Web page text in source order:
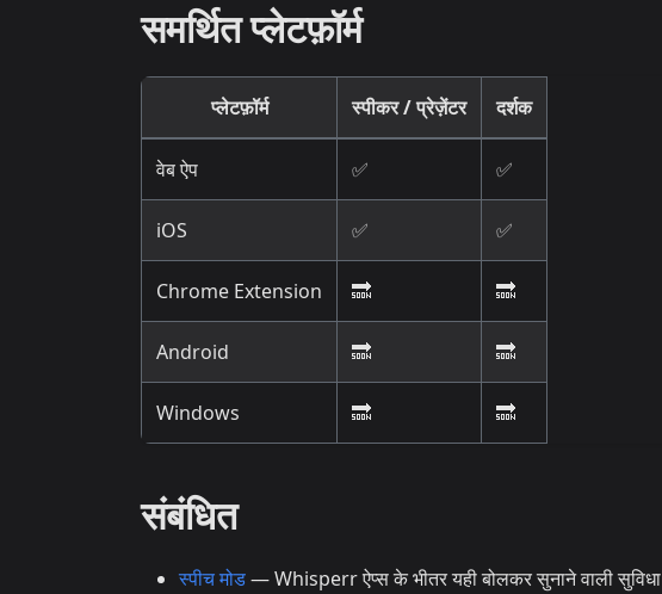
समर्थित प्लेटफ़ॉर्म
प्लेटफ़ॉर्म स्पीकर / प्रेज़ेंटर दर्शक
वेब ऐप ✅ ✅
iOS ✅ ✅
Chrome Extension 🔜 🔜
Android 🔜 🔜
Windows 🔜 🔜
संबंधित
स्पीच मोड— Whisperr ऐप्स के भीतर यही बोलकर सुनाने वाली सुविधा